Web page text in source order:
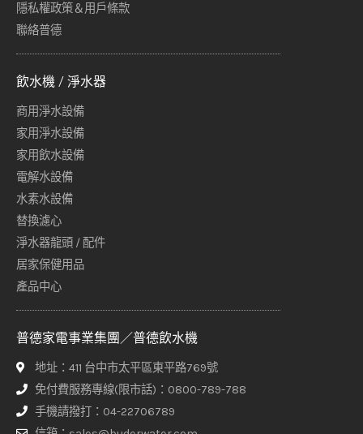
隱私權政策＆用戶條款
聯絡普德
飲水機 / 淨水器
商用淨水設備
家用淨水設備
家用飲水設備
電解水設備
水素水設備
替換濾心
淨水器龍頭 / 配件
居家保健用品
產品中心
普德家電事業集團／普德飲水機
地址：411 台中市太平區東平路769號
免付費服務專線(限市話)：0800-789-788
手機請撥打：04-22706789